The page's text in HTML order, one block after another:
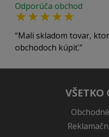
Odporúča obchod
Mali skladom tovar,
obchodoch kúpiť.
VŠETKO